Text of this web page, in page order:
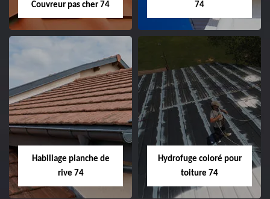
Couvreur pas cher 74
74
Habillage planche de
rive 74
Hydrofuge coloré pour
toiture 74